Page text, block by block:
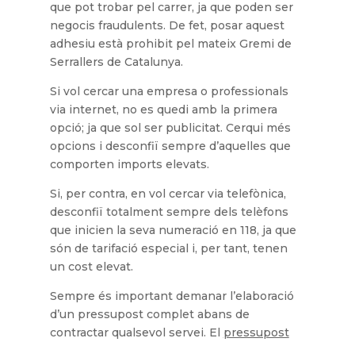
que pot trobar pel carrer, ja que poden ser
negocis fraudulents. De fet, posar aquest
adhesiu està prohibit pel mateix Gremi de
Serrallers de Catalunya.
Si vol cercar una empresa o professionals
via internet, no es quedi amb la primera
opció; ja que sol ser publicitat. Cerqui més
opcions i desconfiï sempre d’aquelles que
comporten imports elevats.
Si, per contra, en vol cercar via telefònica,
desconfiï totalment sempre dels telèfons
que inicien la seva numeració en 118, ja que
són de tarifació especial i, per tant, tenen
un cost elevat.
Sempre és important demanar l’elaboració
d’un pressupost complet abans de
contractar qualsevol servei. El pressupost